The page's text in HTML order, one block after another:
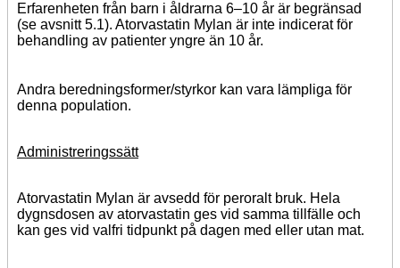
Erfarenheten från barn i åldrarna 6–10 år är begränsad
(se avsnitt 5.1). Atorvastatin Mylan är inte indicerat för
behandling av patienter yngre än 10 år.
Andra beredningsformer/styrkor kan vara lämpliga för
denna population.
Administreringssätt
Atorvastatin Mylan är avsedd för peroralt bruk. Hela
dygnsdosen av atorvastatin ges vid samma tillfälle och
kan ges vid valfri tidpunkt på dagen med eller utan mat.